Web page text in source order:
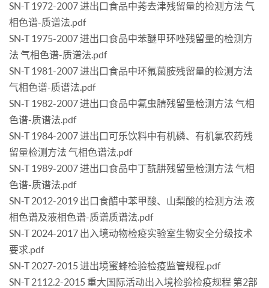
SN-T 1972-2007 进出口食品中莠去津残留量的检测方法 气
相色谱-质谱法.pdf
SN-T 1975-2007 进出口食品中苯醚甲环唑残留量的检测方
法 气相色谱-质谱法.pdf
SN-T 1981-2007 进出口食品中环氟菌胺残留量的检测方法
气相色谱-质谱法.pdf
SN-T 1982-2007 进出口食品中氟虫腈残留量检测方法 气相
色谱-质谱法.pdf
SN-T 1984-2007 进出口可乐饮料中有机磷、有机氯农药残
留量检测方法 气相色谱法.pdf
SN-T 1989-2007 进出口食品中丁酰肼残留量检测方法 气相
色谱-质谱法.pdf
SN-T 2012-2019 出口食醋中苯甲酸、山梨酸的检测方法 液
相色谱及液相色谱-质谱质谱法.pdf
SN-T 2024-2017 出入境动物检疫实验室生物安全分级技术
要求.pdf
SN-T 2027-2015 进出境蜜蜂检验检疫监管规程.pdf
SN-T 2112.2-2015 重大国际活动出入境检验检疫规程 第2部